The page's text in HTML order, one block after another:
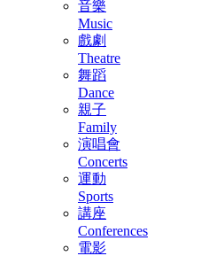
音樂
Music
戲劇
Theatre
舞蹈
Dance
親子
Family
演唱會
Concerts
運動
Sports
講座
Conferences
電影